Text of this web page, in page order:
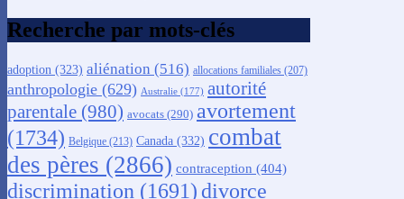
Recherche par mots-clés
adoption (323) aliénation (516) allocations familiales (207)
anthropologie (629) Australie (177) autorité
parentale (980) avocats (290) avortement
(1734) Belgique (213) Canada (332) combat
des pères (2866) contraception (404)
discrimination (1691) divorce